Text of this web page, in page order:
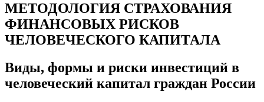
МЕТОДОЛОГИЯ СТРАХОВАНИЯ
ФИНАНСОВЫХ РИСКОВ
ЧЕЛОВЕЧЕСКОГО КАПИТАЛА
Виды, формы и риски инвестиций в
человеческий капитал граждан России